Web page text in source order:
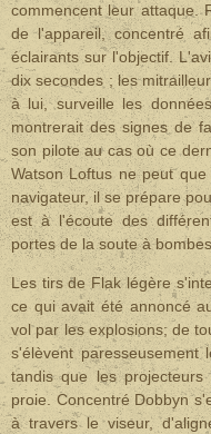
commencent leur attaque.
de l'appareil, concentré
éclairants sur l'objectif.
dix secondes ; les
à lui, surveille les
montrerait des signes de
son pilote au cas où ce
Watson Loftus ne peut
navigateur, il se prépare
est à l'écoute des
portes de la soute à
Les tirs de Flak légère
ce qui avait été annoncé
vol par les explosions; de
s'élèvent paresseusement
tandis que les
proie. Concentré Dobbyn
à travers le viseur,